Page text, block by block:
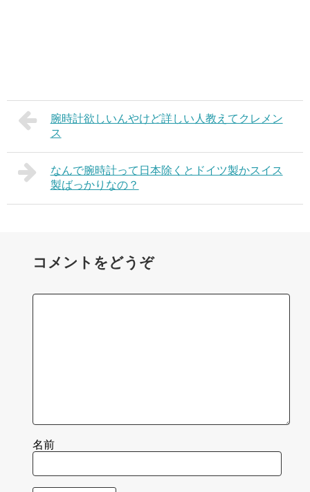
腕時計欲しいんやけど詳しい人教えてクレメン
ス
なんで腕時計って日本除くとドイツ製かスイス
製ばっかりなの？
コメントをどうぞ
名前